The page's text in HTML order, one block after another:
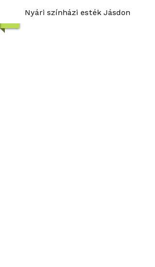
Nyári színházi esték Jásdon